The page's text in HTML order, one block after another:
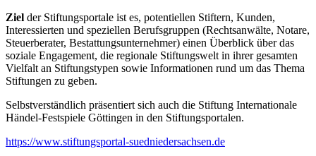
Ziel der Stiftungsportale ist es, potentiellen Stiftern, Kunden,
Interessierten und speziellen Berufsgruppen (Rechtsanwälte, Notare,
Steuerberater, Bestattungsunternehmer) einen Überblick über das
soziale Engagement, die regionale Stiftungswelt in ihrer gesamten
Vielfalt an Stiftungstypen sowie Informationen rund um das Thema
Stiftungen zu geben.
Selbstverständlich präsentiert sich auch die Stiftung Internationale
Händel-Festspiele Göttingen in den Stiftungsportalen.
https://www.stiftungsportal-suedniedersachsen.de